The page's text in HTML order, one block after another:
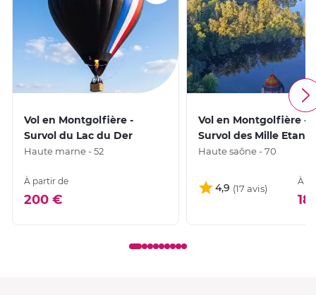
Vol en Montgolfière -
Survol du Lac du Der
Haute marne - 52
À partir de
200 €
Vol en Montgolfière -
Survol des Mille
Haute saône - 70
4,9
À